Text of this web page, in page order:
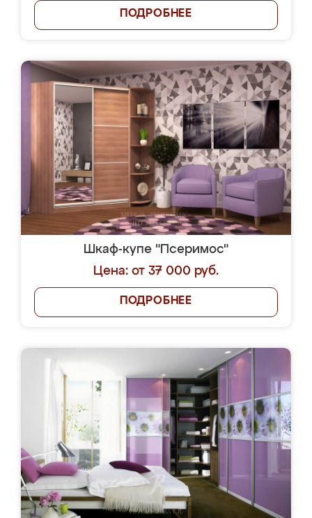
ПОДРОБНЕЕ
Шкаф-купе "Псеримос"
Цена: от 37 000 руб.
ПОДРОБНЕЕ